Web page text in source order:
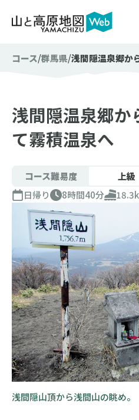
コース 群馬県 浅間隠温泉郷か
浅間隠温泉郷か
て霧積温泉へ
コース難易度
上級
日帰り
8時間40分
浅間隠山頂から浅間山の眺め。